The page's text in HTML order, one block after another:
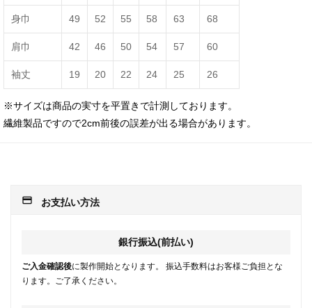
身巾 49 52 55 58 63 68
肩巾 42 46 50 54 57 60
袖丈 19 20 22 24 25 26
※サイズは商品の実寸を平置きで計測しております。
繊維製品ですので2cm前後の誤差が出る場合があります。
payment お支払い方法
銀行振込(前払い)
ご入金確認後に製作開始となります。 振込手数料はお客様ご負担とな
ります。ご了承ください。